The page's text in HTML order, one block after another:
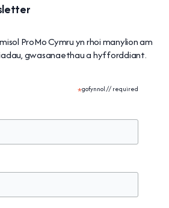
ProMo Cymru yn rhoi manylion am
gwasanaethau a hyfforddiant.
*gofynnol // required